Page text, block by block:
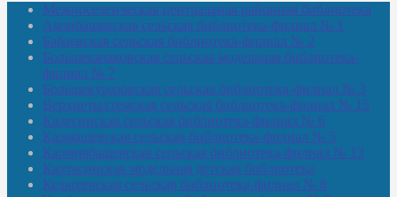
Межпоселенческая центральная районная библиотека
Амзибашевская сельская библиотека-филиал № 1
Бабаевская сельская библиотека-филиал № 2
Большекачаковская сельская модельная библиотека-
филиал № 7
Большекуразовская сельская библиотека-филиал № 3
Верхнетыхтемская сельская библиотека-филиал № 15
Калегинская сельская библиотека-филиал № 6
Калмашевская сельская библиотека-филиал № 5
Калмиябашевская сельская библиотека-филиал № 13
Калтасинская модельная детская библиотека
Кельтеевская сельская библиотека-филиал № 8